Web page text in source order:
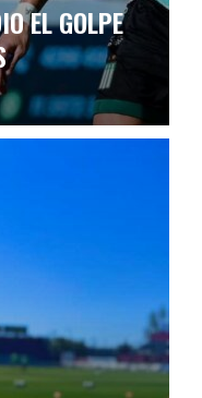
EL GOLPE